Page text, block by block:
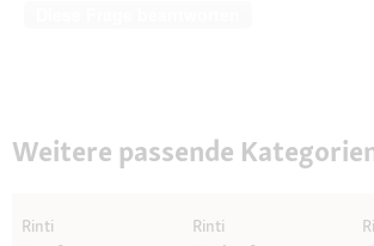
Weitere passende
Rinti
Rinti